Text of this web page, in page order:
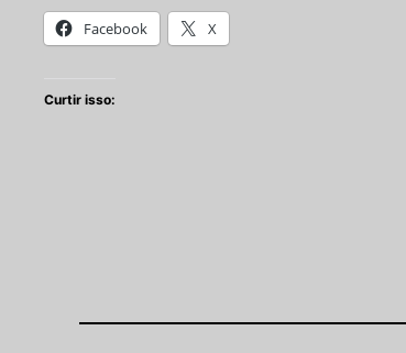
Facebook X
Curtir isso: